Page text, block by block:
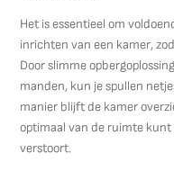
Het is essentieel om
inrichten van een kamer,
Door slimme
manden, kun je spullen
manier blijft de kamer
optimaal van de ruimte
verstoort.